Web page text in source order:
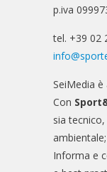
p.iva
tel. +39 02
SeiMedia
Con
sia
Informa e